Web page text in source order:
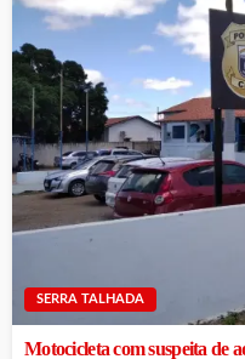
SERRA TALHADA
Motocicleta com suspeita de